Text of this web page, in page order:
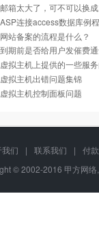
邮箱太大了，可不可以换
ASP连接access数据库例程
网站备案的流程是什么？
到期前是否给用户发催费
虚拟主机上提供的一些服
虚拟主机出错问题集锦
虚拟主机控制面板问题
我们 | 联系我们 |
付
© 2002-2016 甲方网